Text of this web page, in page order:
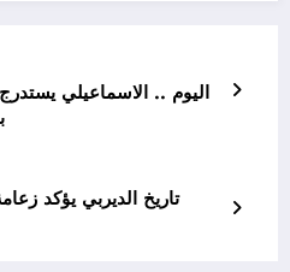
اليوم .. الاسماعيلي
تاريخ الديربي يؤكد